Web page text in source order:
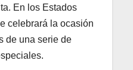
En los Estados
celebrará la ocasión
de una serie de